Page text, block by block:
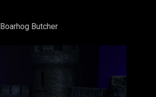
Boarhog Butcher